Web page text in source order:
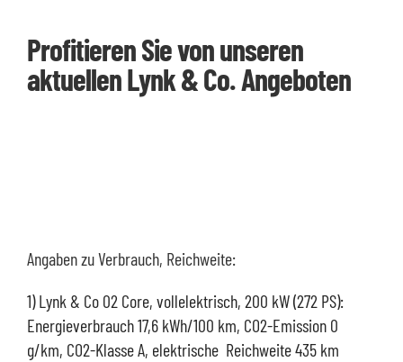
Profitieren Sie von unseren
aktuellen Lynk & Co. Angeboten
Angaben zu Verbrauch, Reichweite:
1) Lynk & Co 02 Core, vollelektrisch, 200 kW (272 PS):
Energieverbrauch 17,6 kWh/100 km, CO2-Emission 0
g/km, CO2-Klasse A, elektrische Reichweite 435 km